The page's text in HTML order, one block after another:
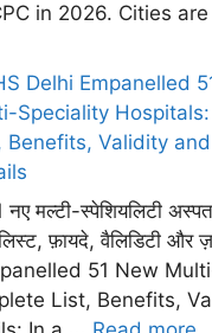
in 2026. Cities
Delhi Empanelled
Speciality
Benefits, Validity
मल्टी-स्पेशियलिटी
फ़ायदे, वैलिडिटी और
51 New
List, Benefits,